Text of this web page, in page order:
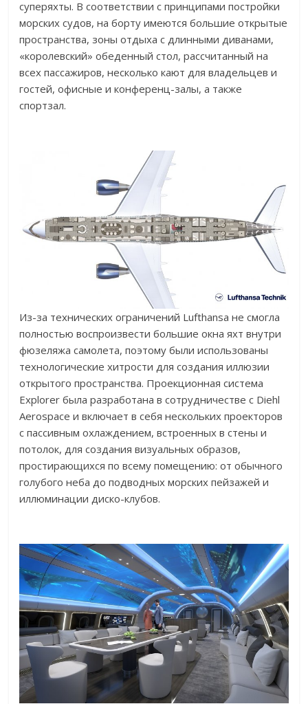
суперяхты. В соответствии с принципами постройки
морских судов, на борту имеются большие открытые
пространства, зоны отдыха с длинными диванами,
«королевский» обеденный стол, рассчитанный на
всех пассажиров, несколько кают для владельцев и
гостей, офисные и конференц-залы, а также
спортзал.
Из-за технических ограничений Lufthansa не смогла
полностью воспроизвести большие окна яхт внутри
фюзеляжа самолета, поэтому были использованы
технологические хитрости для создания иллюзии
открытого пространства. Проекционная система
Explorer была разработана в сотрудничестве с Diehl
Aerospace и включает в себя нескольких проекторов
с пассивным охлаждением, встроенных в стены и
потолок, для создания визуальных образов,
простирающихся по всему помещению: от обычного
голубого неба до подводных морских пейзажей и
иллюминации диско-клубов.